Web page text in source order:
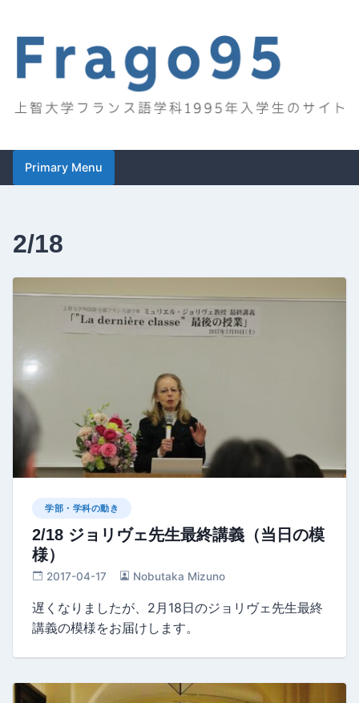
content
Frago95
Primary Menu
2/18
学部・学科の動き
2/18 ジョリヴェ先生最終講義（当日の模
様）
2017-04-17 Nobutaka Mizuno
遅くなりましたが、2月18日のジョリヴェ先生最終
講義の模様をお届けします。